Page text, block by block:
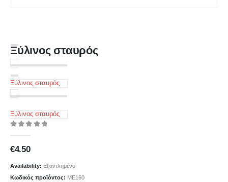
Ξύλινος σταυρός
Ξύλινος σταυρός
Ξύλινος σταυρός
€4.50
Availability: Εξαντλημένο
Κωδικός προϊόντος: ΜΕ160